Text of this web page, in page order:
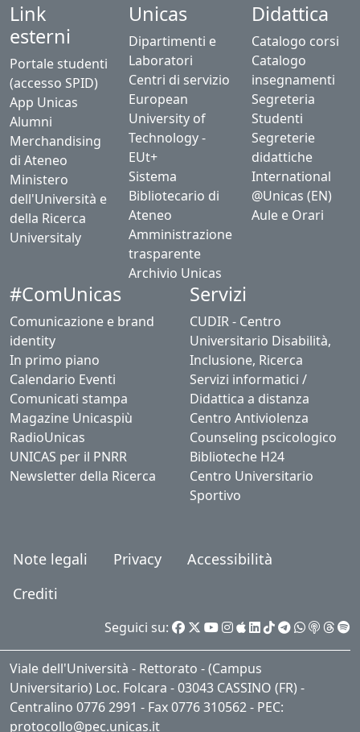
Link
esterni
Portale studenti
(accesso SPID)
App Unicas
Alumni
Merchandising
di Ateneo
Ministero
dell'Università e
della Ricerca
Universitaly
Unicas
Dipartimenti e
Laboratori
Centri di servizio
European
University of
Technology -
EUt+
Sistema
Bibliotecario di
Ateneo
Amministrazione
trasparente
Archivio Unicas
Didattica
Catalogo corsi
Catalogo
insegnamenti
Segreteria
Studenti
Segreterie
didattiche
International
@Unicas (EN)
Aule e Orari
#ComUnicas
Comunicazione e brand
identity
In primo piano
Calendario Eventi
Comunicati stampa
Magazine Unicaspiù
RadioUnicas
UNICAS per il PNRR
Newsletter della Ricerca
Servizi
CUDIR - Centro
Universitario Disabilità,
Inclusione, Ricerca
Servizi informatici /
Didattica a distanza
Centro Antiviolenza
Counseling pscicologico
Biblioteche H24
Centro Universitario
Sportivo
Note legali Privacy
Accessibilità
Crediti
Seguici su:
Viale dell'Università - Rettorato - (Campus
Universitario) Loc. Folcara - 03043 CASSINO (FR) -
Centralino 0776 2991 - Fax 0776 310562 - PEC:
protocollo@pec.unicas.it